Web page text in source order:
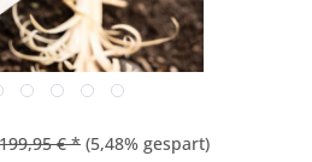
199,95 € * (5,48% gespart)